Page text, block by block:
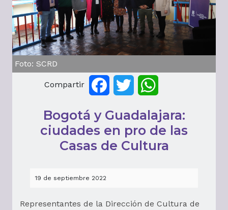
Foto: SCRD
Compartir FacebookTwitter
Bogotá y Guadalajara:
ciudades en pro de las
Casas de Cultura
19 de septiembre 2022
Representantes de la Dirección de Cultura de